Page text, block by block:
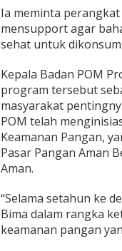
Ia meminta
mensupport agar
sehat untuk
Kepala Badan POM
program tersebut
masyarakat
POM telah
Keamanan Pangan,
Pasar Pangan Aman
Aman.
“Selama setahun ke
Bima dalam rangka
keamanan pangan